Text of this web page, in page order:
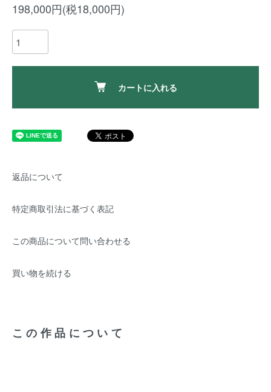
198,000円(税18,000円)
カートに入れる
返品について
特定商取引法に基づく表記
この商品について問い合わせる
買い物を続ける
この作品について